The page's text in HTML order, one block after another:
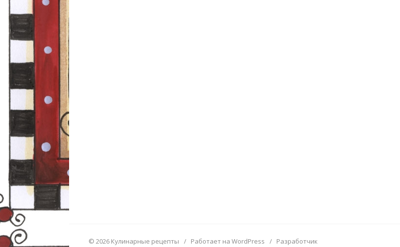
© 2026 Кулинарные рецепты / Работает на WordPress / Разработчик